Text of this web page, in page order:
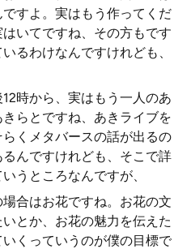
すよ。実はもう作ってくだ
いてですね、その方もです
るわけなんですけれども、
時から、実はもう一人のあ
らとですね、あきライブを
くメタバースの話が出るの
んですけれども、そこで詳
うところなんですが、
合はお花ですね。お花の文
とか、お花の魅力を伝えた
くっていうのが僕の目標で